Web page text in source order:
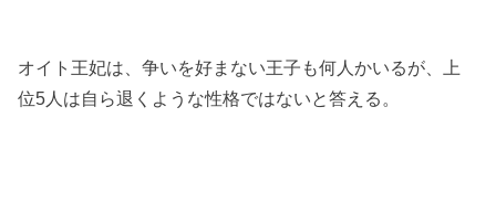
オイト王妃は、争いを好まない王子も何人かいるが、上
位5人は自ら退くような性格ではないと答える。